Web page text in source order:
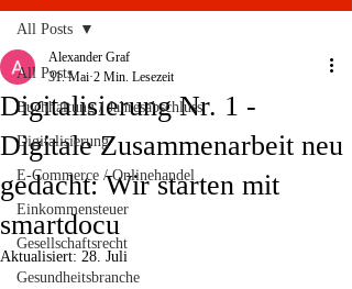
All Posts
Buchhaltung / Jahresabschluss
Digitalisierung
E-Commerce / Onlinehandel
Einkommensteuer
Gesellschaftsrecht
Gesundheitsbranche
All Posts
Digitalisierung Nr. 1 -
Digitale Zusammenarbeit neu
gedacht: Wir starten mit
smartdocu
Alexander Graf
31. Mai 2 Min. Lesezeit
Aktualisiert: 28. Juli